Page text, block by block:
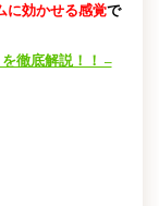
に効かせる感覚で
徹底解説！！ –